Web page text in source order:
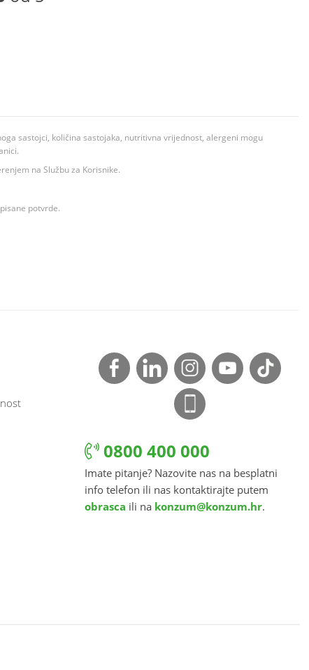
sastojci, količina sastojaka, nutritivna vrijednost, alergeni mogu
na Službu za Korisnike.
potvrde.
0800 400 000
Imate pitanje? Nazovite nas na besplatni
info telefon ili nas kontaktirajte putem
obrasca ili na konzum@konzum.hr.